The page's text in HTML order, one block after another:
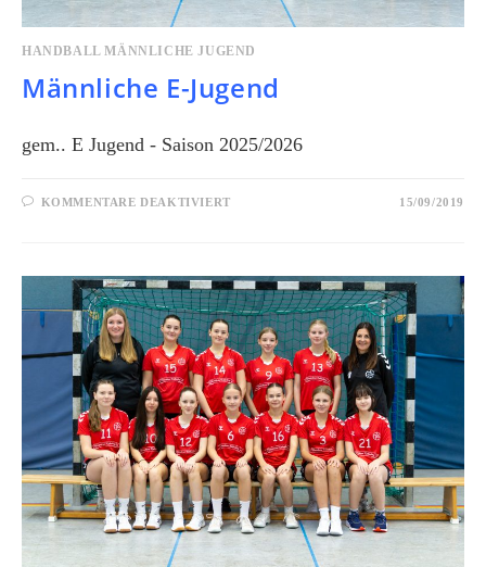
HANDBALL MÄNNLICHE JUGEND
Männliche E-Jugend
gem.. E Jugend - Saison 2025/2026
KOMMENTARE DEAKTIVIERT 15/09/2019